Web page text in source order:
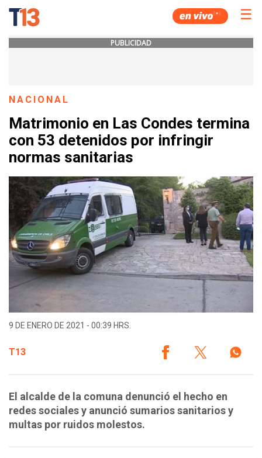
☰
PUBLICIDAD
NACIONAL
Matrimonio en Las Condes termina
con 53 detenidos por infringir
normas sanitarias
9 DE ENERO DE 2021 - 00:39 HRS.
T13
El alcalde de la comuna denunció el hecho en
redes sociales y anunció sumarios sanitarios y
multas por ruidos molestos.